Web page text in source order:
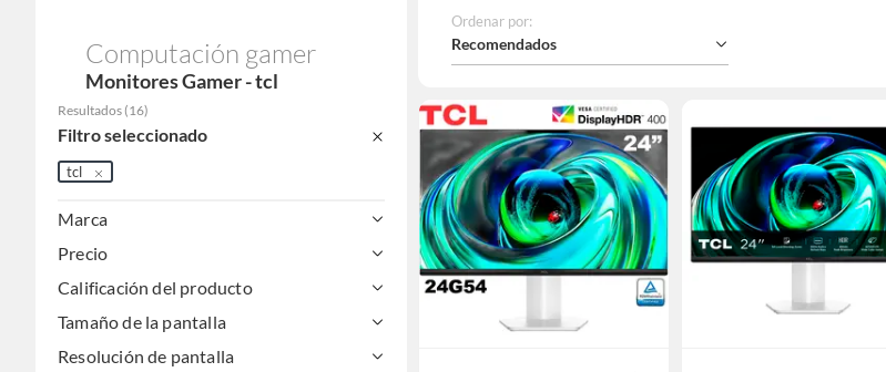
Computación gamer
Monitores Gamer - tcl
Resultados (16)
Filtro seleccionado
tcl
Marca
Precio
Calificación del producto
Tamaño de la pantalla
Resolución de pantalla
Ordenar por:
Recomendados